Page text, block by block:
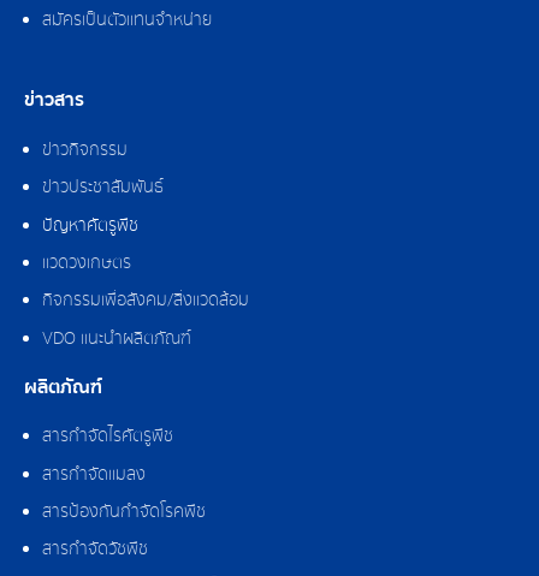
สมัครเป็นตัวแทนจำหน่าย
ข่าวสาร
ข่าวกิจกรรม
ข่าวประชาสัมพันธ์
ปัญหาศัตรูพืช
แวดวงเกษตร
กิจกรรมเพื่อสังคม/สิ่งแวดล้อม
VDO แนะนำผลิตภัณฑ์
ผลิตภัณฑ์
สารกำจัดไรศัตรูพืช
สารกำจัดแมลง
สารป้องกันกำจัดโรคพืช
สารกำจัดวัชพืช